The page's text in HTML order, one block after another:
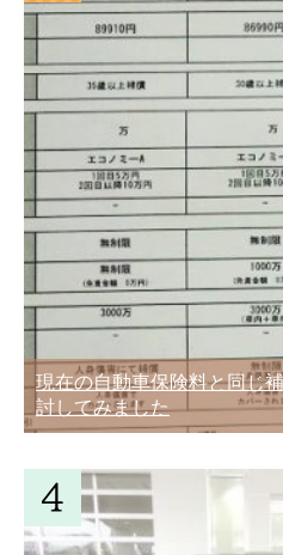
現在の自動車保険料と同じ
討してみました